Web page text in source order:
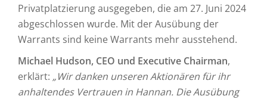
Privatplatzierung ausgegeben, die am 27. Juni 2024
abgeschlossen wurde. Mit der Ausübung der
Warrants sind keine Warrants mehr ausstehend.
Michael Hudson, CEO und Executive Chairman,
erklärt: „Wir danken unseren Aktionären für ihr
anhaltendes Vertrauen in Hannan. Die Ausübung